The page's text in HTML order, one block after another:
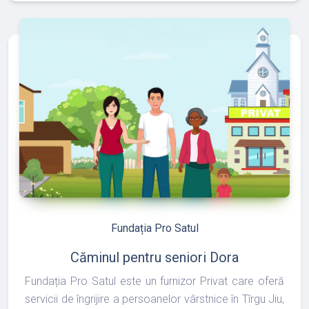
refresh edit
Fundația Pro Satul
Căminul pentru seniori Dora
Fundația Pro Satul este un furnizor Privat care oferă
servicii de îngrijire a persoanelor vârstnice în Tîrgu Jiu,